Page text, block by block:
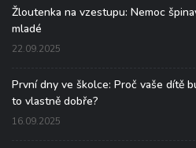
Žloutenka na vzestupu: Nemoc
mladé
22.09.2025
První dny ve školce: Proč vaše dítě
to vlastně dobře?
16.09.2025